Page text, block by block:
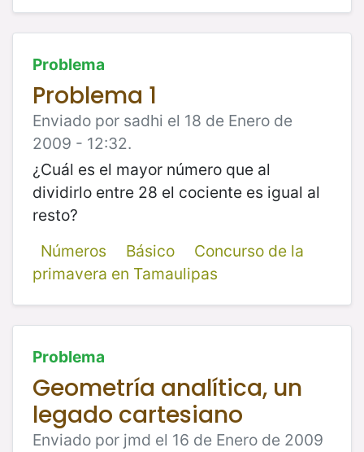
Problema
Problema 1
Enviado por sadhi el 18 de Enero de
2009 - 12:32.
¿Cuál es el mayor número que al
dividirlo entre 28 el cociente es igual al
resto?
Números
Básico
Concurso de la
primavera en Tamaulipas
Problema
Geometría analítica, un
legado cartesiano
Enviado por jmd el 16 de Enero de 2009